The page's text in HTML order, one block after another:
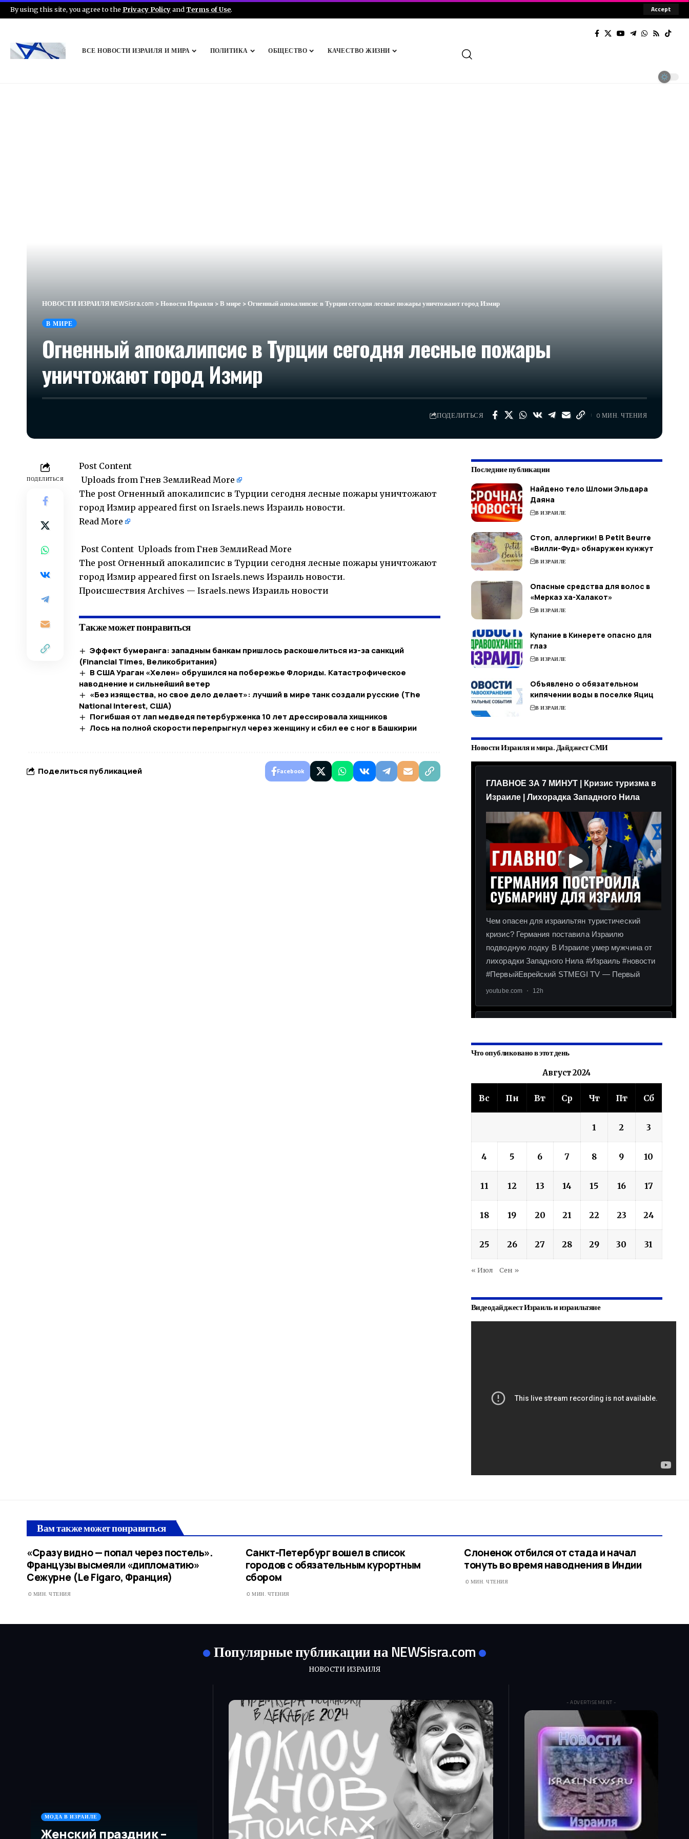
By using this site, you agree to the Privacy Policyand Terms of Use. Accept
ВСЕ НОВОСТИ ИЗРАИЛЯ И МИРА ПОЛИТИКА ОБЩЕСТВО КАЧЕСТВО ЖИЗНИ
НОВОСТИ ИЗРАИЛЯ NEWSisra.com >Новости Израиля >В мире >Огненный апокалипсис в Турции сегодня лесные пожары уничтожают город Измир
В МИРЕ
Огненный апокалипсис в Турции сегодня лесные пожары
уничтожают город Измир
ПОДЕЛИТЬСЯ 0 МИН. ЧТЕНИЯ
ПОДЕЛИТЬСЯ
Post Content
​ Uploads from Гнев ЗемлиRead More
The post Огненный апокалипсис в Турции сегодня лесные пожары уничтожают
город Измир appeared first on Israels.news Израиль новости.
Read More
​ Post Content ​ Uploads from Гнев ЗемлиRead More
The post Огненный апокалипсис в Турции сегодня лесные пожары уничтожают
город Измир appeared first on Israels.news Израиль новости.
​Происшествия Archives — Israels.news Израиль новости
Также может понравиться
Эффект бумеранга: западным банкам пришлось раскошелиться из-за санкций
(Financial Times, Великобритания)
В США Ураган «Хелен» обрушился на побережье Флориды. Катастрофическое
наводнение и сильнейший ветер
«Без изящества, но свое дело делает»: лучший в мире танк создали русские (The
National Interest, США)
Погибшая от лап медведя петербурженка 10 лет дрессировала хищников
Лось на полной скорости перепрыгнул через женщину и сбил ее с ног в Башкирии
Поделиться публикацией Facebook
Последние публикации
Найдено тело Шломи Эльдара
Даяна
В ИЗРАИЛЕ
Стоп, аллергики! В Petit Beurre
«Вилли-Фуд» обнаружен кунжут
В ИЗРАИЛЕ
Опасные средства для волос в
«Мерказ ха-Халакот»
В ИЗРАИЛЕ
Купание в Кинерете опасно для
глаз
В ИЗРАИЛЕ
Объявлено о обязательном
кипячении воды в поселке Яциц
В ИЗРАИЛЕ
Новости Израиля и мира. Дайджест СМИ
Что опубликовано в этот день
Август 2024
Вс Пн Вт Ср Чт Пт Сб
1 2 3
4 5 6 7 8 9 10
11 12 13 14 15 16 17
18 19 20 21 22 23 24
25 26 27 28 29 30 31
« Июл Сен »
Видеодайджест Израиль и израильтяне
Вам также может понравиться
«Сразу видно — попал через постель».
Французы высмеяли «дипломатию»
Сежурне (Le Figaro, Франция)
0 МИН. ЧТЕНИЯ
Санкт-Петербург вошел в список
городов с обязательным курортным
сбором
0 МИН. ЧТЕНИЯ
Слоненок отбился от стада и начал
тонуть во время наводнения в Индии
0 МИН. ЧТЕНИЯ
Популярные публикации на NEWSisra.com
НОВОСТИ ИЗРАИЛЯ
МОДА В ИЗРАИЛЕ
Женский праздник –
- ADVERTISEMENT -